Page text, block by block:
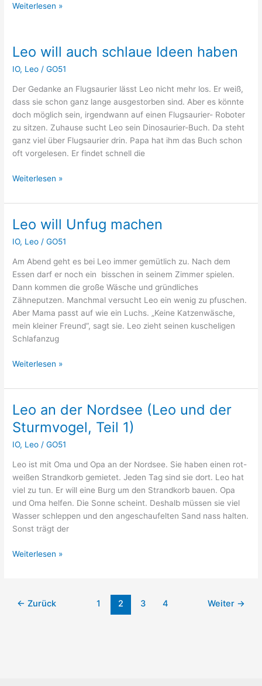
Leo
und
der
Weiterlesen »
Leo will auch schlaue Ideen haben
IO, Leo /GO51
Der Gedanke an Flugsaurier lässt Leo nicht mehr los. Er weiß,
dass sie schon ganz lange ausgestorben sind. Aber es könnte
doch möglich sein, irgendwann auf einen Flugsaurier- Roboter
zu sitzen. Zuhause sucht Leo sein Dinosaurier-Buch. Da steht
ganz viel über Flugsaurier drin. Papa hat ihm das Buch schon
oft vorgelesen. Er findet schnell die
Leo
auch
Ideen
haben
Weiterlesen »
Leo will Unfug machen
IO, Leo /GO51
Am Abend geht es bei Leo immer gemütlich zu. Nach dem
Essen darf er noch ein bisschen in seinem Zimmer spielen.
Dann kommen die große Wäsche und gründliches
Zähneputzen. Manchmal versucht Leo ein wenig zu pfuschen.
Aber Mama passt auf wie ein Luchs. „Keine Katzenwäsche,
mein kleiner Freund“, sagt sie. Leo zieht seinen kuscheligen
Schlafanzug
Leo
Unfug
Weiterlesen »
Leo an der Nordsee (Leo und der
Sturmvogel, Teil 1)
IO, Leo /GO51
Leo ist mit Oma und Opa an der Nordsee. Sie haben einen rot-
weißen Strandkorb gemietet. Jeden Tag sind sie dort. Leo hat
viel zu tun. Er will eine Burg um den Strandkorb bauen. Opa
und Oma helfen. Die Sonne scheint. Deshalb müssen sie viel
Wasser schleppen und den angeschaufelten Sand nass halten.
Sonst trägt der
Leo
(Leo
Weiterlesen »
← Zurück 1 2 3 4 Weiter →